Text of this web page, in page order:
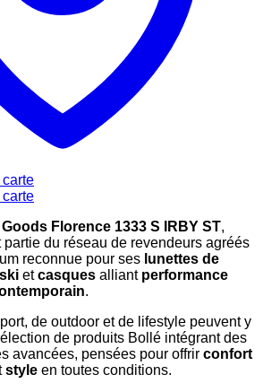
Florence 1333 S IRBY ST,
partie du réseau de revendeurs agréés
reconnue pour ses lunettes de
etcasques alliant performance
.
de outdoor et de lifestyle peuvent y
de produits Bollé intégrant des
avancées, pensées pour offrir confort
style en toutes conditions.